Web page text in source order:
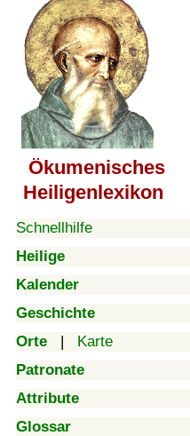
Ökumenisches
Heiligenlexikon
Schnellhilfe
Heilige
Kalender
Geschichte
Orte | Karte
Patronate
Attribute
Glossar